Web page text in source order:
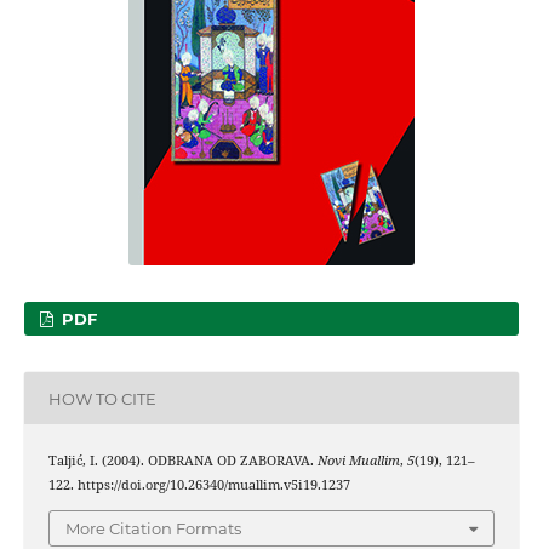
PDF
HOW TO CITE
Taljić, I. (2004). ODBRANA OD ZABORAVA. Novi Muallim, 5(19), 121–
122. https://doi.org/10.26340/muallim.v5i19.1237
More Citation Formats